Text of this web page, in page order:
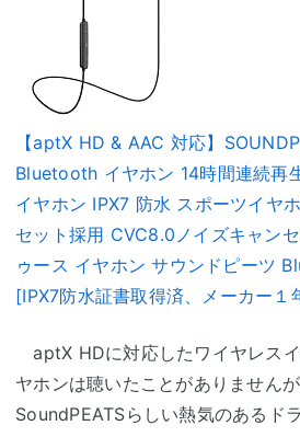
【aptX HD & AAC 対応】
Bluetooth イヤホン 14時間連続再
イヤホン IPX7 防水 スポーツイヤ
セット採用 CVC8.0ノイズキャン
ゥース イヤホン サウンドピーツ
[IPX7防水証書取得済、メーカー１
aptX HDに対応したワイヤレス
ヤホンは聴いたことがありません
SoundPEATSらしい熱気のあるド